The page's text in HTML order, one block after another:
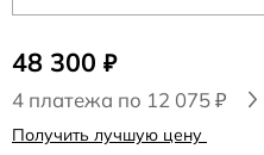
48 300 ₽
4 платежа по 12 075 ₽
Получить лучшую цену